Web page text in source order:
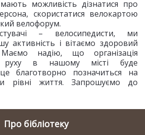
можливість дізнатися про
скористатися велокартою
велофорум.
– велосипедисти, ми
активність і вітаємо здоровий
надію, що організація
руху в нашому місті буде
благотворно позначиться на
рівні життя. Запрошуємо до
Про бібліотеку